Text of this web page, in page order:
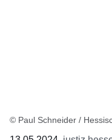
© Paul Schneider /